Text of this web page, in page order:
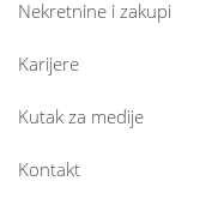
Nekretnine i zakupi
Karijere
Kutak za medije
Kontakt